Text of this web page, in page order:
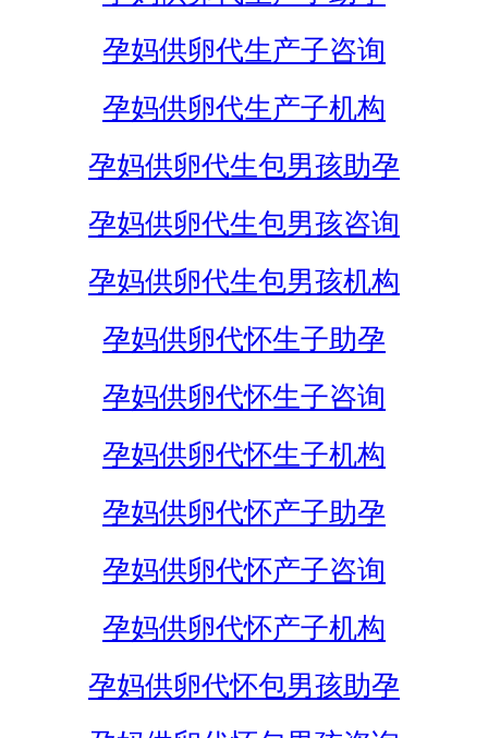
孕妈供卵代生产子咨询
孕妈供卵代生产子机构
孕妈供卵代生包男孩助孕
孕妈供卵代生包男孩咨询
孕妈供卵代生包男孩机构
孕妈供卵代怀生子助孕
孕妈供卵代怀生子咨询
孕妈供卵代怀生子机构
孕妈供卵代怀产子助孕
孕妈供卵代怀产子咨询
孕妈供卵代怀产子机构
孕妈供卵代怀包男孩助孕